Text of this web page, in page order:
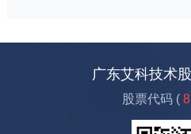
广东艾科技术
股票代码 (